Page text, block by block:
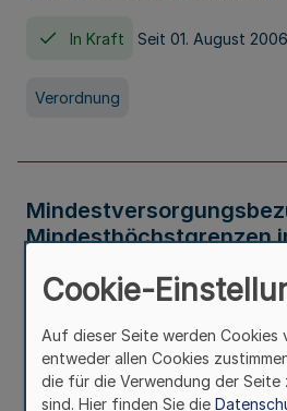
In Kraft Seit 01. August 2006
Verordnung
Mindesthöchstgrenzen
Verwaltungsvorschrift
Cookie-
Auf dieser Seite werden Cookies
entweder allen Cookies
die für die Verwendung der
sind. Hier finden Sie die